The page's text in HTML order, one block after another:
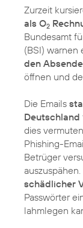
Zurzeit
als O2
Bundesamt
(BSI) warnen
den
öffnen und
Die Emails
Deutschland
dies
Phishing-
Betrüger
schädlicher
Passwörter
lahmlegen